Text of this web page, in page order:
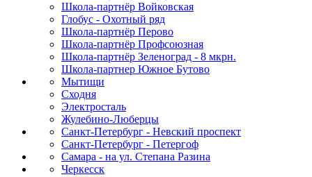
Школа-партнёр Войковская
Глобус - Охотный ряд
Школа-партнёр Перово
Школа-партнёр Профсоюзная
Школа-партнёр Зеленоград - 8 мкрн.
Школа-партнер Южное Бутово
Мытищи
Сходня
Электросталь
Жулебино-Люберцы
Санкт-Петербург - Невский проспект
Санкт-Петербург - Петергоф
Самара - на ул. Степана Разина
Черкесск